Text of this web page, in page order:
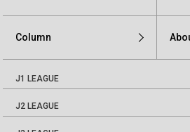
Column
J1 LEAGUE
J2 LEAGUE